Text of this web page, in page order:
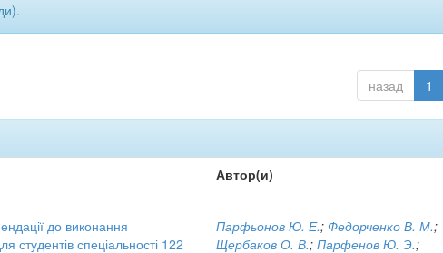
назад 1
Автор(и)
до виконання
студентів спеціальності 122
Парфьонов Ю. Е.;Федорченко В. М.;
Щербаков О. В.;Парфенов Ю. Э.;